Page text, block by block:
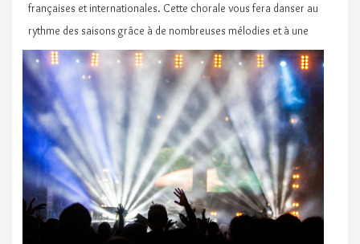
françaises et internationales. Cette chorale vous fera danser au
rythme des saisons grâce à de nombreuses mélodies et à une